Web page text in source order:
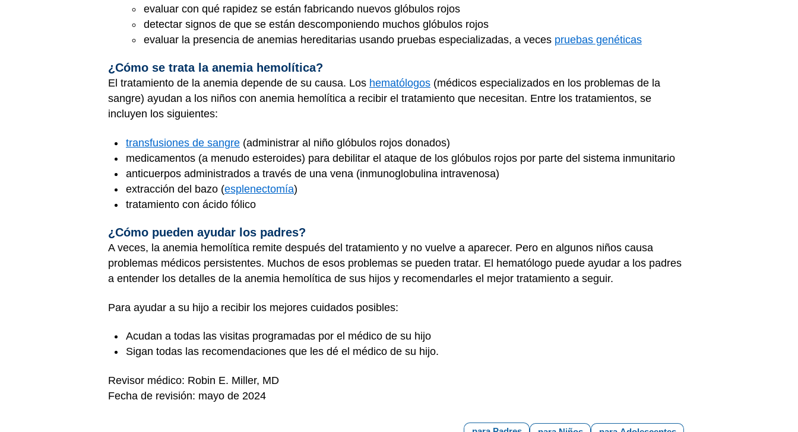
evaluar con qué rapidez se están fabricando nuevos glóbulos rojos
detectar signos de que se están descomponiendo muchos glóbulos rojos
evaluar la presencia de anemias hereditarias usando pruebas especializadas, a veces pruebas genéticas
¿Cómo se trata la anemia hemolítica?
El tratamiento de la anemia depende de su causa. Los hematólogos (médicos especializados en los problemas de la
sangre) ayudan a los niños con anemia hemolítica a recibir el tratamiento que necesitan. Entre los tratamientos, se
incluyen los siguientes:
transfusiones de sangre (administrar al niño glóbulos rojos donados)
medicamentos (a menudo esteroides) para debilitar el ataque de los glóbulos rojos por parte del sistema inmunitario
anticuerpos administrados a través de una vena (inmunoglobulina intravenosa)
extracción del bazo (esplenectomía)
tratamiento con ácido fólico
¿Cómo pueden ayudar los padres?
A veces, la anemia hemolítica remite después del tratamiento y no vuelve a aparecer. Pero en algunos niños causa
problemas médicos persistentes. Muchos de esos problemas se pueden tratar. El hematólogo puede ayudar a los padres
a entender los detalles de la anemia hemolítica de sus hijos y recomendarles el mejor tratamiento a seguir.
Para ayudar a su hijo a recibir los mejores cuidados posibles:
Acudan a todas las visitas programadas por el médico de su hijo
Sigan todas las recomendaciones que les dé el médico de su hijo.
Revisor médico: Robin E. Miller, MD
Fecha de revisión: mayo de 2024